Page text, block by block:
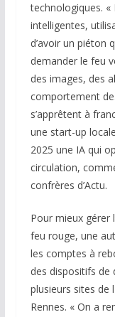
technologiques. «
intelligentes,
d’avoir un piéton
demander le feu
des images, des
comportement
s’apprêtent à
une start-up
2025 une IA qui
circulation,
confrères d’Actu.
Pour mieux
feu rouge, une
les comptes à
des dispositifs
plusieurs sites de
Rennes. « On a